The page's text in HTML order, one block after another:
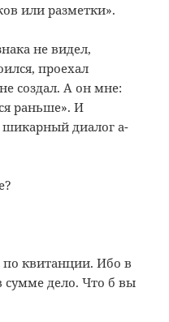
или разметки».
не видел,
проехал
создал. А он мне:
раньше». И
диалог а-
по квитанции. Ибо в
сумме дело. Что б вы